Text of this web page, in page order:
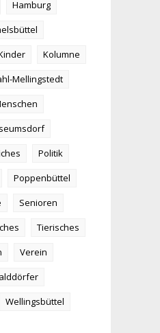
Hamburg
Kolumne
Mellingstedt
Politik
Poppenbüttel
Senioren
Tierisches
Verein
Wellingsbüttel